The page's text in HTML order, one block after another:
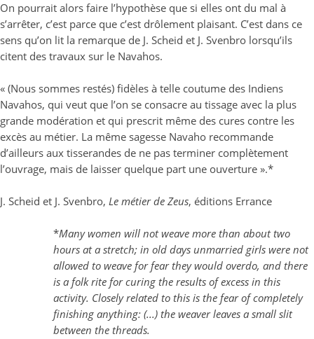
On pourrait alors faire l’hypothèse que si elles ont du mal à
s’arrêter, c’est parce que c’est drôlement plaisant. C’est dans ce
sens qu’on lit la remarque de J. Scheid et J. Svenbro lorsqu’ils
citent des travaux sur le Navahos.
« (Nous sommes restés) fidèles à telle coutume des Indiens
Navahos, qui veut que l’on se consacre au tissage avec la plus
grande modération et qui prescrit même des cures contre les
excès au métier. La même sagesse Navaho recommande
d’ailleurs aux tisserandes de ne pas terminer complètement
l’ouvrage, mais de laisser quelque part une ouverture ».*
J. Scheid et J. Svenbro, Le métier de Zeus, éditions Errance
*Many women will not weave more than about two
hours at a stretch; in old days unmarried girls were not
allowed to weave for fear they would overdo, and there
is a folk rite for curing the results of excess in this
activity. Closely related to this is the fear of completely
finishing anything: (...) the weaver leaves a small slit
between the threads.